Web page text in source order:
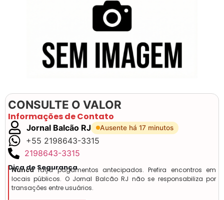
CONSULTE O VALOR
Informações de Contato
Jornal Balcão RJ Ausente há 17 minutos
+55 2198643-3315
2198643-3315
Dica de Segurança
Nuncafaça pagamentos antecipados. Prefira encontros em
locais públicos. O Jornal Balcão RJ não se responsabiliza por
transações entre usuários.